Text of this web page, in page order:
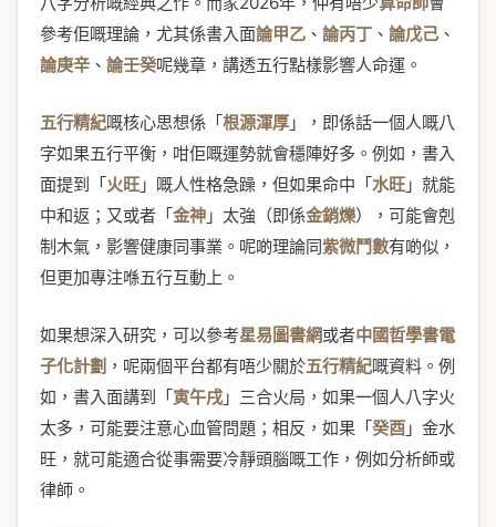
參考佢嘅理論，尤其係書入面論甲乙 、 論丙丁 、 論戊己 、
論庚辛 、 論壬癸呢幾章，講透五行點樣影響人命運。
五行精紀嘅核心思想係「根源渾厚 」，即係話一個人嘅八
字如果五行平衡，咁佢嘅運勢就會穩陣好多。例如，書入
面提到「火旺 」嘅人性格急躁，但如果命中「水旺 」就能
中和返；又或者「金神 」太強（即係金銷爍），可能會剋
制木氣，影響健康同事業。呢啲理論同紫微鬥數有啲似，
但更加專注喺五行互動上。
如果想深入研究，可以參考星易圖書網或者中國哲學書電
子化計劃 ，呢兩個平台都有唔少關於五行精紀嘅資料。例
如，書入面講到「寅午戌」三合火局，如果一個人八字火
太多，可能要注意心血管問題；相反，如果「癸酉 」金水
旺，就可能適合從事需要冷靜頭腦嘅工作，例如分析師或
律師。